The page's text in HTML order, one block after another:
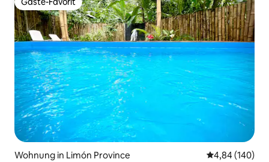
Gäste-Favorit
Wohnung in Limón Province
4,84 (140)